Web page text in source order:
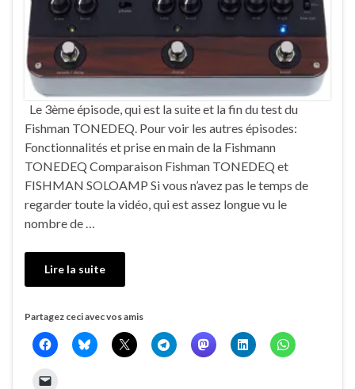
Le 3ème épisode, qui est la suite et la fin du test du
Fishman TONEDEQ. Pour voir les autres épisodes:
Fonctionnalités et prise en main de la Fishmann
TONEDEQ Comparaison Fishman TONEDEQ et
FISHMAN SOLOAMP Si vous n’avez pas le temps de
regarder toute la vidéo, qui est assez longue vu le
nombre de …
Lire la suite
Partagez ceci avec vos amis